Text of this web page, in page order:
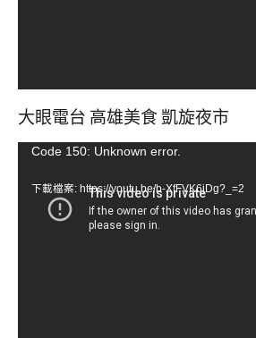
大眼電台 高雄美食 凱旋夜市
視Code 150: Unknown error.
下載檔案: https://youtu.be/b-XfFVK6jDg?_=2